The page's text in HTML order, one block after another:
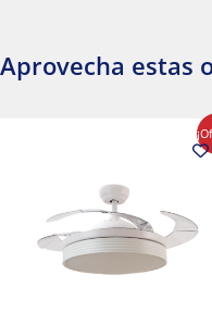
Aprovecha estas
$2,986.97.